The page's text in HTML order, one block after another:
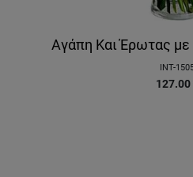
Αγάπη Και Έρωτας με
INT-
127.00